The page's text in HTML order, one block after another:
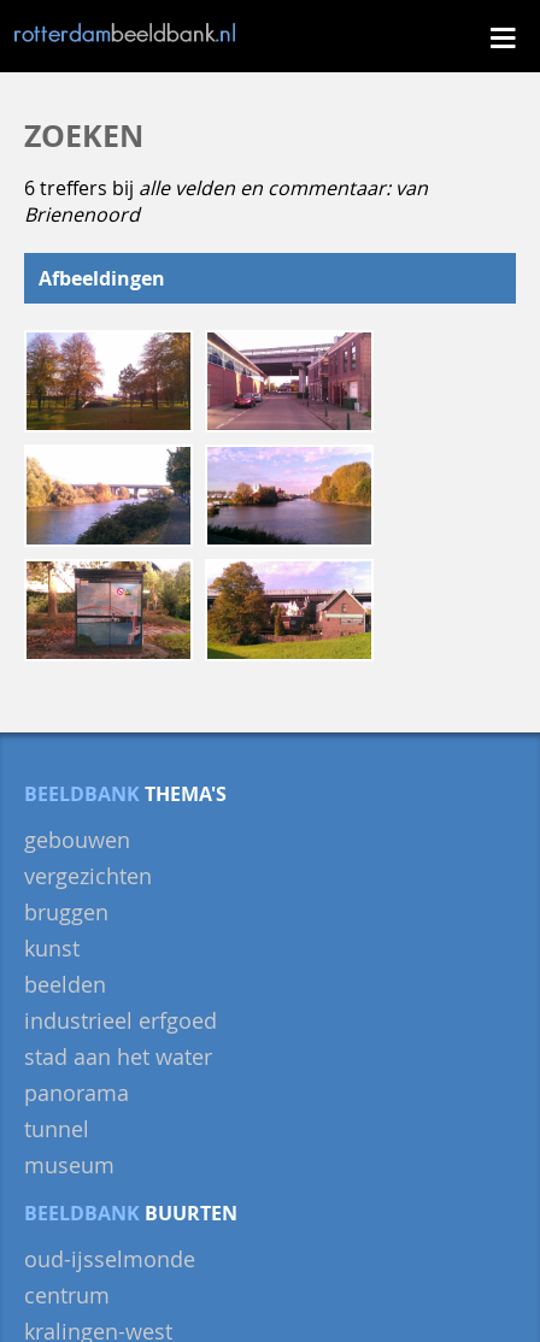
ZOEKEN
6 treffers bij alle velden en commentaar: van
Brienenoord
Afbeeldingen
BEELDBANK THEMA'S
gebouwen
vergezichten
bruggen
kunst
beelden
industrieel erfgoed
stad aan het water
panorama
tunnel
museum
BEELDBANK BUURTEN
oud-ijsselmonde
centrum
kralingen-west